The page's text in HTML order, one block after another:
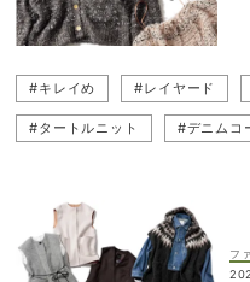
#キレイめ #レイヤード
#タートルニット #デニムコ
#カーディガン #重ね着
フ